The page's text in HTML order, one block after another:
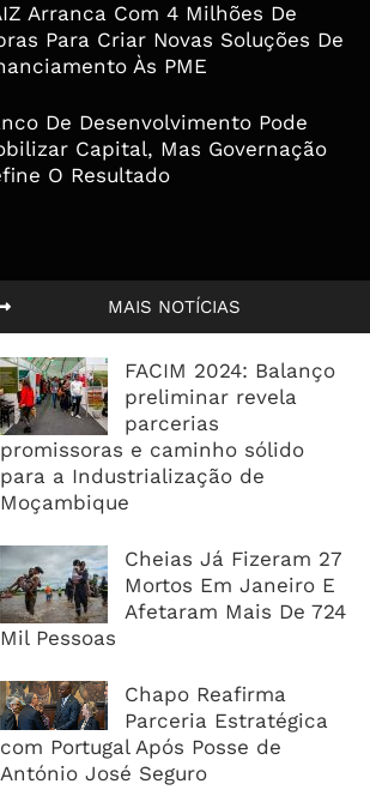
MAIS NOTÍCIAS
FACIM 2024: Balanço
preliminar revela
parcerias
promissoras e caminho sólido
para a Industrialização de
Moçambique
Cheias Já Fizeram 27
Mortos Em Janeiro E
Afetaram Mais De 724
Mil Pessoas
Chapo Reafirma
Parceria Estratégica
com Portugal Após Posse de
António José Seguro
Arranca Com 4 Milhões De
Para Criar Novas Soluções De
Às PME
De Desenvolvimento Pode
Capital, Mas Governação
O Resultado
Tropical GEZANI Poderá
Mais De Um Milhão De
No Centro E Sul ...
admite nova operadora
do Standard Bank pede ao
que “saia do caminho” e
Todos Direitos Reservados.